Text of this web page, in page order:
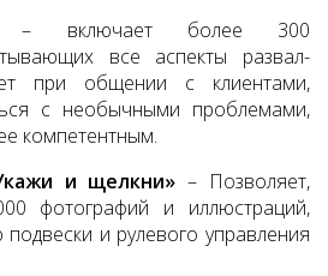
– включает более 300
все аспекты развал-
при общении с клиентами,
с необычными проблемами,
компетентным.
и щелкни» – Позволяет,
фотографий и иллюстраций,
и рулевого управления